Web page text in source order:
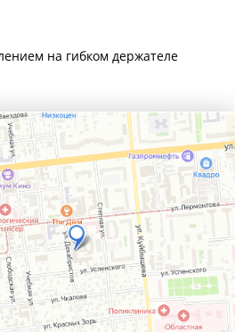
на гибком держателе